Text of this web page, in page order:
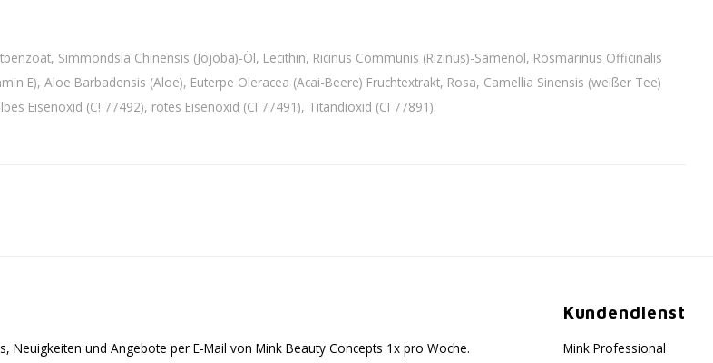
Simmondsia Chinensis (Jojoba)-Öl, Lecithin, Ricinus Communis (Rizinus)-Samenöl, Rosmarinus Officinalis
E), Aloe Barbadensis (Aloe), Euterpe Oleracea (Acai-Beere) Fruchtextrakt, Rosa, Camellia Sinensis (weißer Tee)
Eisenoxid (C! 77492), rotes Eisenoxid (CI 77491), Titandioxid (CI 77891).
Neuigkeiten und Angebote per E-Mail von Mink Beauty Concepts 1x pro Woche.
Kundendienst
Mink Professional